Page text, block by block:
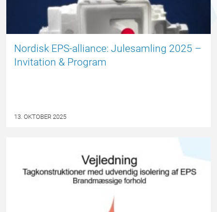
Nordisk EPS-alliance: Julesamling 2025 –
Invitation & Program
13. OKTOBER 2025